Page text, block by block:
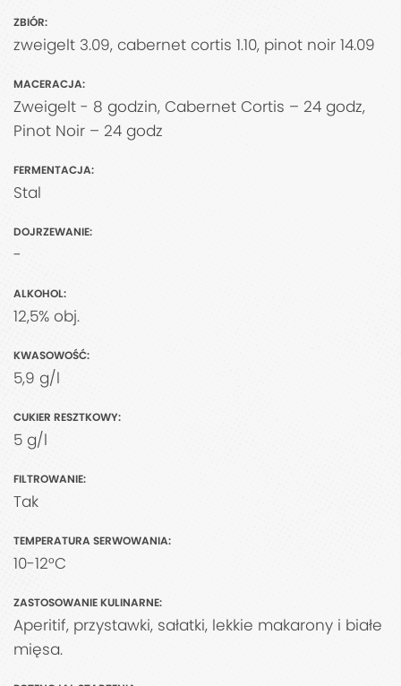
ZBIÓR:
zweigelt 3.09, cabernet cortis 1.10, pinot noir 14.09
MACERACJA:
Zweigelt - 8 godzin, Cabernet Cortis – 24 godz,
Pinot Noir – 24 godz
FERMENTACJA:
Stal
DOJRZEWANIE:
-
ALKOHOL:
12,5% obj.
KWASOWOŚĆ:
5,9 g/l
CUKIER RESZTKOWY:
5 g/l
FILTROWANIE:
Tak
TEMPERATURA SERWOWANIA:
10-12°C
ZASTOSOWANIE KULINARNE:
Aperitif, przystawki, sałatki, lekkie makarony i białe
mięsa.